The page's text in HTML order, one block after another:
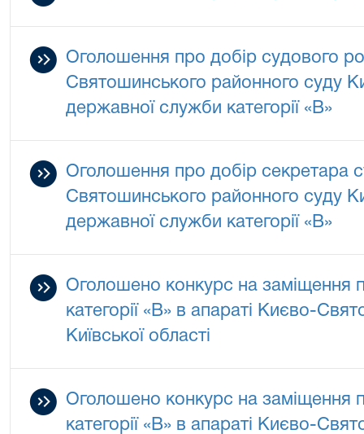
Оголошення про добір судового
Святошинського районного суду
державної служби категорії «В»
Оголошення про добір секретара
Святошинського районного суду
державної служби категорії «В»
Оголошено конкурс на заміщення
категорії «В» в апараті Києво-
Київської області
Оголошено конкурс на заміщення
категорії «В» в апараті Києво-